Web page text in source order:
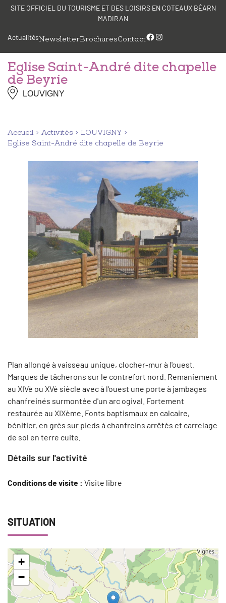
Panneau de gestion des cookies
AllerSITE OFFICIEL DU TOURISME ET DES LOISIRS EN COTEAUX BÉARN
MADIRAN
ActualitésNewsletterBrochuresContactFacebook
Instagram
Eglise Saint-André dite chapelle
de Beyrie
LOUVIGNY
Accueil Activités
LOUVIGNY
Eglise Saint-André dite chapelle de Beyrie
Plan allongé à vaisseau unique, clocher-mur à l'ouest.
Marques de tâcherons sur le contrefort nord. Remaniement
au XIVè ou XVè siècle avec à l'ouest une porte à jambages
chanfreinés surmontée d'un arc ogival. Fortement
restaurée au XIXème. Fonts baptismaux en calcaire,
bénitier, en grès sur pieds à chanfreins arrêtés et carrelage
de sol en terre cuite.
Détails sur l'activité
Conditions de visite : Visite libre
SITUATION
+
−